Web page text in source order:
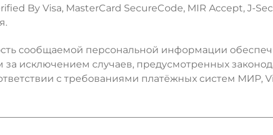
By Visa, MasterCard SecureCode, MIR Accept, J-
сообщаемой персональной информации
исключением случаев, предусмотренных
с требованиями платёжных систем МИР,